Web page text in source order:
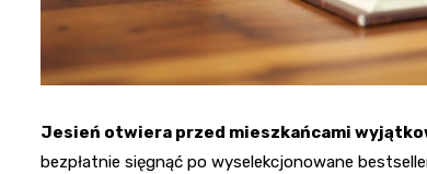
Jesień otwiera przed mieszkańcami
bezpłatnie sięgnąć po wyselekcjonowane